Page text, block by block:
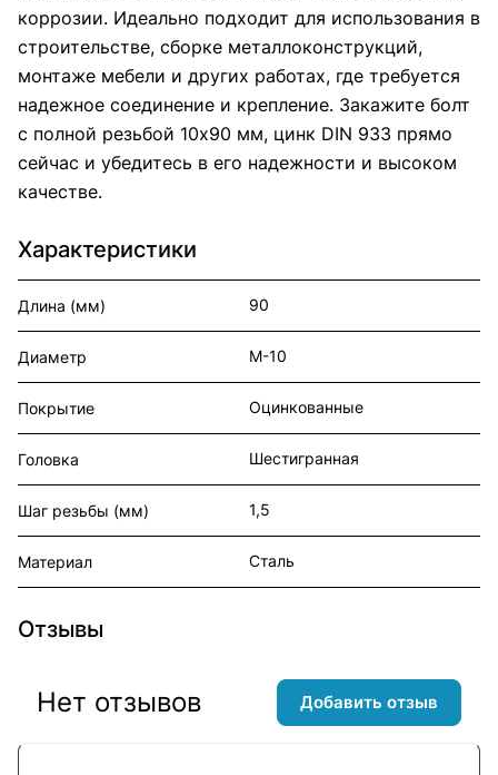
коррозии. Идеально подходит для использования в
строительстве, сборке металлоконструкций,
монтаже мебели и других работах, где требуется
надежное соединение и крепление. Закажите болт
с полной резьбой 10х90 мм, цинк DIN 933 прямо
сейчас и убедитесь в его надежности и высоком
качестве.
Характеристики
Длина (мм) 90
Диаметр М-10
Покрытие Оцинкованные
Головка Шестигранная
Шаг резьбы (мм) 1,5
Материал Сталь
Отзывы
Нет отзывов Добавить отзыв